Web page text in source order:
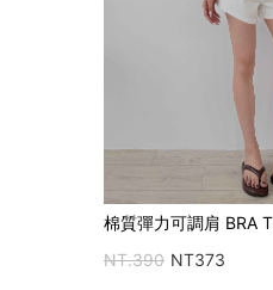
棉質彈力可調肩 BRA
NT.390 NT373